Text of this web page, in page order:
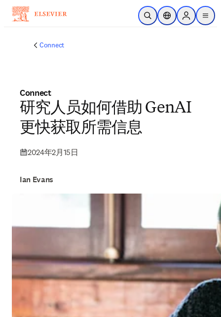
跳转到主内容
开放搜索位置选择器Sign in to
menu
Connect
Connect
研究人员如何借助 GenAI
更快获取所需信息
2024年2月15日
Ian Evans